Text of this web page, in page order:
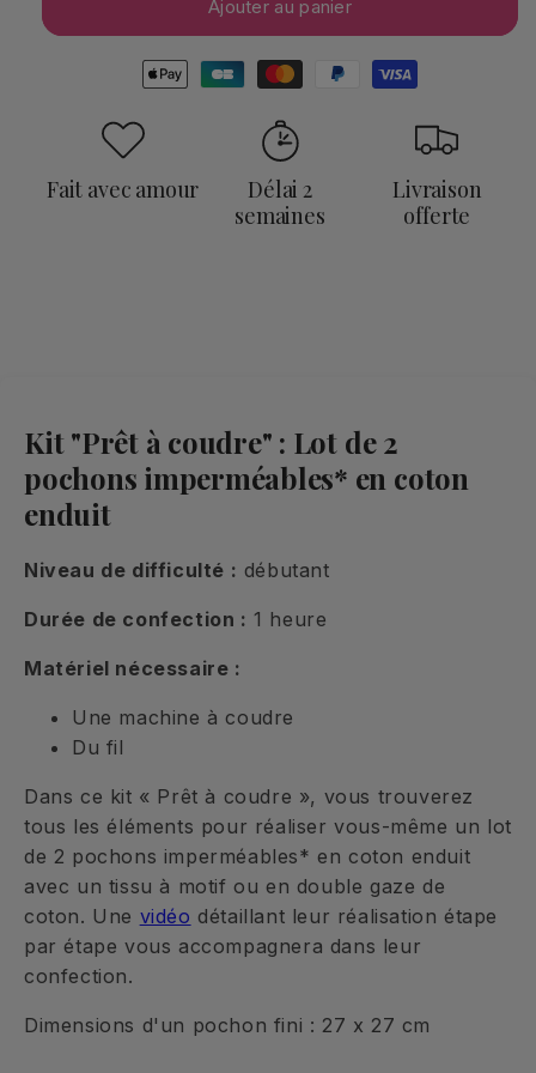
Ajouter au panier
Moyens
de
paiement
Fait avec amour
Délai 2
semaines
Livraison
offerte
Kit "Prêt à coudre" : Lot de 2
pochons imperméables* en coton
enduit
Niveau de difficulté : débutant
Durée de confection : 1 heure
Matériel nécessaire :
Une machine à coudre
Du fil
Dans ce kit « Prêt à coudre », vous trouverez
tous les éléments pour réaliser vous-même un lot
de 2 pochons imperméables* en coton enduit
avec un tissu à motif ou en double gaze de
coton. Une vidéo détaillant leur réalisation étape
par étape vous accompagnera dans leur
confection.
Dimensions d'un pochon fini : 27 x 27 cm